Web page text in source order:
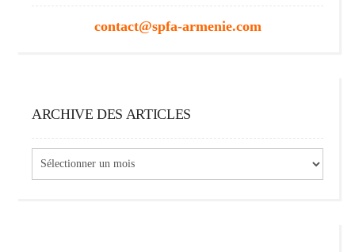
contact@spfa-armenie.com
ARCHIVE DES ARTICLES
des